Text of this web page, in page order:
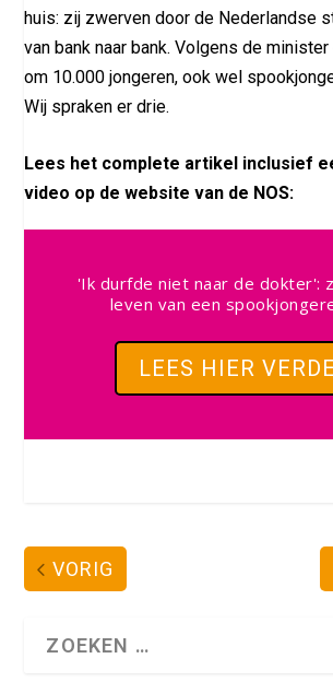
huis: zij zwerven door de Nederlandse
van bank naar bank. Volgens de
om 10.000 jongeren, ook wel
Wij spraken er drie.
Lees het complete artikel inclusief
video op de website van de NOS:
'Ik durfde niet naar de dokter':
leven van een
LEES HIER
VORIG